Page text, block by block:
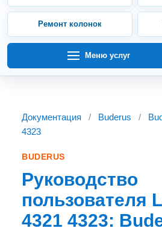
Ремонт колонок
Меню услуг
Документация / Buderus /
4323
BUDERUS
Руководство
пользователя
4321 4323: